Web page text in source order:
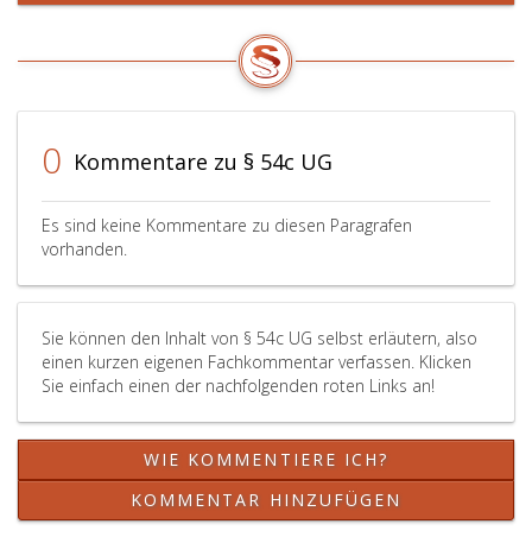
0 Kommentare zu § 54c UG
Es sind keine Kommentare zu diesen Paragrafen
vorhanden.
Sie können den Inhalt von § 54c UG selbst erläutern, also
einen kurzen eigenen Fachkommentar verfassen. Klicken
Sie einfach einen der nachfolgenden roten Links an!
WIE KOMMENTIERE ICH?
KOMMENTAR HINZUFÜGEN